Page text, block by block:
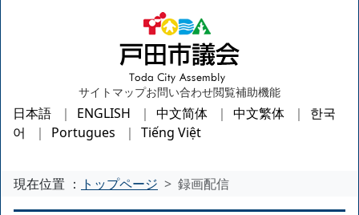
サイトマップお問い合わせ閲覧補助機能
日本語 ENGLISH 中文简体 中文繁体
한국
어
Portugues Tiếng Việt
現在位置 ： トップページ 録画配信